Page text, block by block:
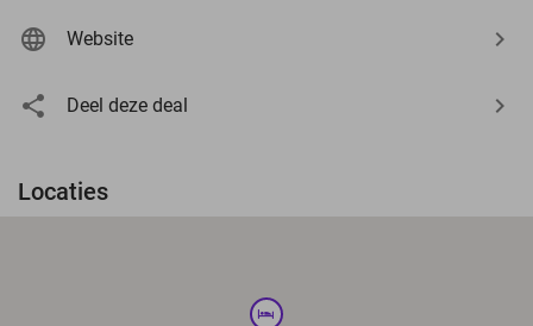
Website
Deel deze deal
Locaties
hotel